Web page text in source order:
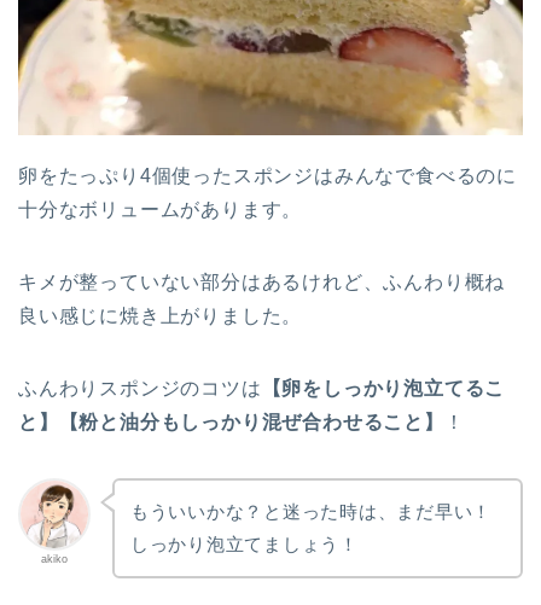
卵をたっぷり4個使ったスポンジはみんなで食べるのに
十分なボリュームがあります。
キメが整っていない部分はあるけれど、ふんわり概ね
良い感じに焼き上がりました。
ふんわりスポンジのコツは 【卵をしっかり泡立てるこ
と】【粉と油分もしっかり混ぜ合わせること】
！
akiko
もういいかな？と迷った時は、まだ早い！
しっかり泡立てましょう！